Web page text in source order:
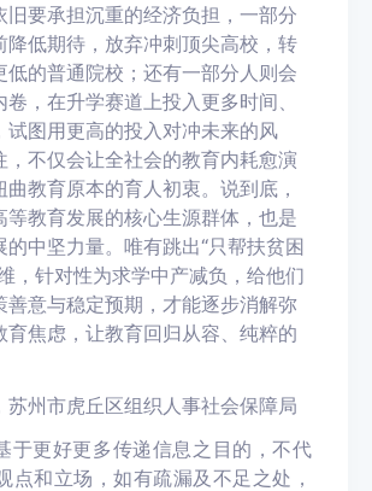
旧要承担沉重的经济负担，一部分
降低期待，放弃冲刺顶尖高校，转
低的普通院校；还有一部分人则会
，在升学赛道上投入更多时间、
试图用更高的投入对冲未来的风
，不仅会让全社会的教育内耗愈演
教育原本的育人初衷。说到底，
等教育发展的核心生源群体，也是
的中坚力量。唯有跳出“只帮扶贫困
，针对性为求学中产减负，给他们
善意与稳定预期，才能逐步消解弥
育焦虑，让教育回归从容、纯粹的
苏州市虎丘区组织人事社会保障局
于更好更多传递信息之目的，不代
点和立场，如有疏漏及不足之处，